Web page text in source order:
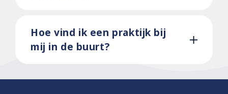
Hoe vind ik een praktijk bij
mij in de buurt?